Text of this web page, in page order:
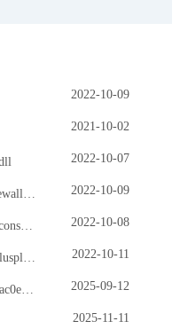
2022-10-09
2021-10-02
2022-10-07
2022-10-09
2022-10-08
2022-10-11
2025-09-12
2025-11-11